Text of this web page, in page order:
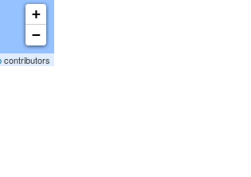
+
−
contributors